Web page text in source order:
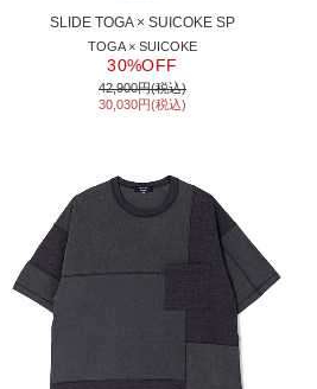
SLIDE TOGA × SUICOKE SP
TOGA × SUICOKE
30%OFF
42,900円(税込)
30,030円(税込)